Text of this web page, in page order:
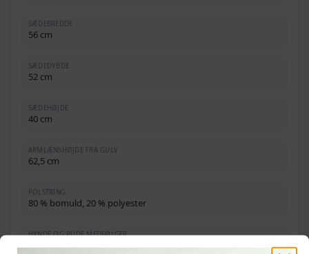
SÆDEBREDDE
56 cm
SÆDEDYBDE
52 cm
SÆDEHØJDE
40 cm
ARMLÆNSHØJDE FRA GULV
62,5 cm
POLSTRING
80 % bomuld, 20 % polyester
HYNDE OG PUDE MEDFØLGER
Maks. belastning